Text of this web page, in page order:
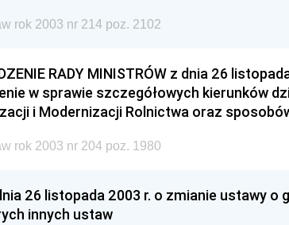
rok 2003 nr 214 poz. 2102
RADY MINISTRÓW z dnia 26
w sprawie szczegółowych kierunków
i Modernizacji Rolnictwa oraz
rok 2003 nr 204 poz. 1980
26 listopada 2003 r. o zmianie ustawy o
innych ustaw